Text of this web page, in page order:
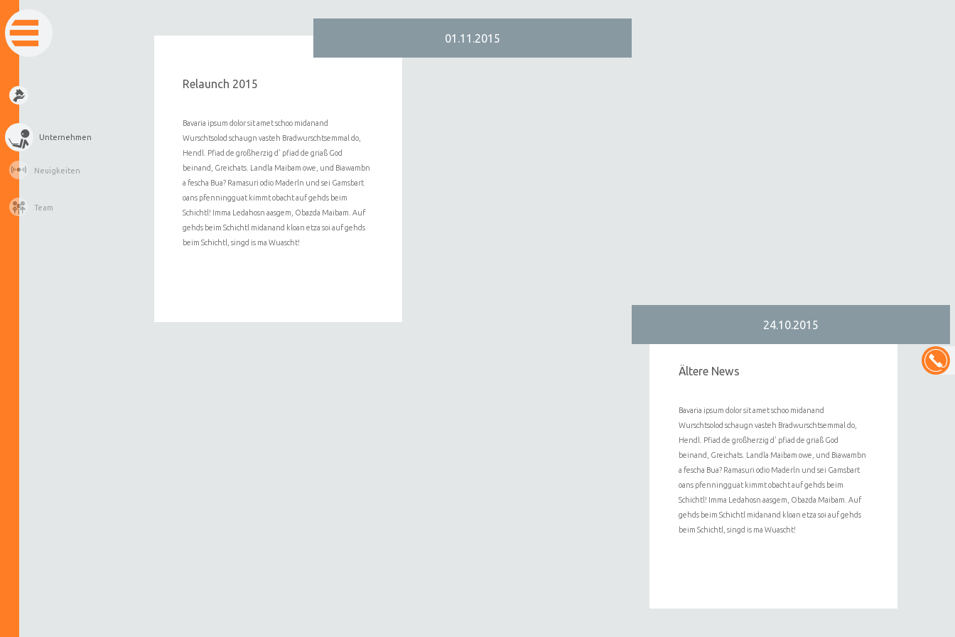
Unternehmen
Neuigkeiten
Team
01.11.2015
Relaunch 2015
Bavaria ipsum dolor sit amet schoo midanand
Wurschtsolod schaugn vasteh Bradwurschtsemmal do,
Hendl. Pfiad de großherzig d’ pfiad de griaß God
beinand, Greichats. Landla Maibam owe, und Biawambn
a fescha Bua? Ramasuri odio Maderln und sei Gamsbart
oans pfenningguat kimmt obacht auf gehds beim
Schichtl! Imma Ledahosn aasgem, Obazda Maibam. Auf
gehds beim Schichtl midanand kloan etza soi auf gehds
beim Schichtl, singd is ma Wuascht!
24.10.2015
Ältere News
Bavaria ipsum dolor sit amet schoo midanand
Wurschtsolod schaugn vasteh Bradwurschtsemmal do,
Hendl. Pfiad de großherzig d’ pfiad de griaß God
beinand, Greichats. Landla Maibam owe, und Biawambn
a fescha Bua? Ramasuri odio Maderln und sei Gamsbart
oans pfenningguat kimmt obacht auf gehds beim
Schichtl! Imma Ledahosn aasgem, Obazda Maibam. Auf
gehds beim Schichtl midanand kloan etza soi auf gehds
beim Schichtl, singd is ma Wuascht!